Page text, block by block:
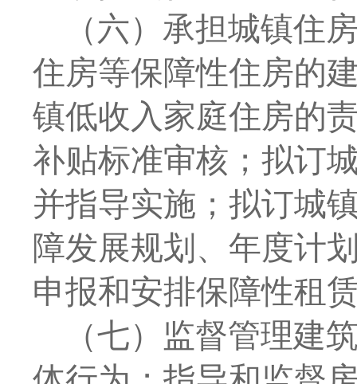
（六）承担城镇住
住房等保障性住房的
镇低收入家庭住房的
补贴标准审核；拟订
并指导实施；拟订城
障发展规划、年度计
申报和安排保障性租
（七）监督管理建